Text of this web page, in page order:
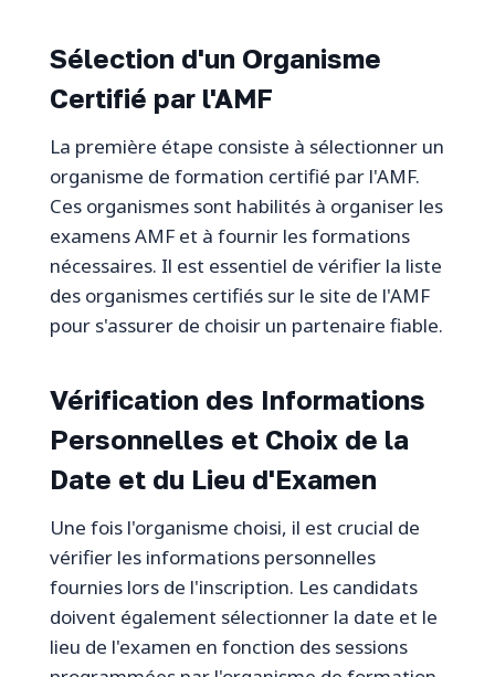
Sélection d'un Organisme
Certifié par l'AMF
La première étape consiste à sélectionner un
organisme de formation certifié par l'AMF.
Ces organismes sont habilités à organiser les
examens AMF et à fournir les formations
nécessaires. Il est essentiel de vérifier la liste
des organismes certifiés sur le site de l'AMF
pour s'assurer de choisir un partenaire fiable.
Vérification des Informations
Personnelles et Choix de la
Date et du Lieu d'Examen
Une fois l'organisme choisi, il est crucial de
vérifier les informations personnelles
fournies lors de l'inscription. Les candidats
doivent également sélectionner la date et le
lieu de l'examen en fonction des sessions